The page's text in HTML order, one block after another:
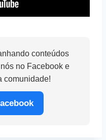
conteúdos
no Facebook e
comunidade!